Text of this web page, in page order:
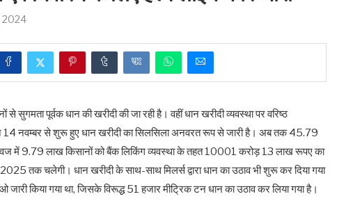
2024
सुगमता पूर्वक धान की खरीदी की जा रही है। वहीं धान खरीदी व्यवस्था पर वरिष्ठ
धान 14 नवम्बर से शुरू हुए धान खरीदी का सिलसिला अनवरत रूप से जारी है। अब तक 45.79
में 9.79 लाख किसानों को बैंक लिकिंग व्यवस्था के तहत 10001 करोड़ 13 लाख रूपए का
तक चलेगी। धान खरीदी के साथ-साथ मिलर्स द्वारा धान का उठाव भी शुरू कर दिया गया
किया गया था, जिसके विरूद्ध 51 हजार मीट्रिक टन धान का उठाव कर लिया गया है।